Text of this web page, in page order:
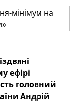
ефірі
головний
Андрій